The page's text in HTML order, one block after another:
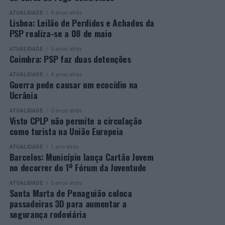
Mais informações em:
https://awards.innovationinpolitics.eu/
Durante a cerimónia foi ainda reconhecido o trabalho
desenvolvido por toda a equipa de formadores e
para o sucesso desta edição do Curso EFA.
A Escola de Tecnologia e Gestão de Barcelos continua a
afirmar-se como uma referência na formação
profissional e na qualificação de adultos, contribuindo
para o desenvolvimento de competências, o aumento da
empregabilidade e a valorização do capital humano do
concelho e da região.
A Empresa Municipal de Educação e Cultura de Barcelos
felicita todos os diplomados por esta importante
conquista, desejando-lhes os maiores sucessos pessoais,
profissionais e académicos, convicta de que este diploma
representa o início de novas oportunidades e novos
desafios.
ATUALIDADE 4 anos atrás
Lisboa: Leilão de Perdidos e Achados da
PSP realiza-se a 08 de maio
ATUALIDADE 5 anos atrás
Coimbra: PSP faz duas detenções
ATUALIDADE 4 anos atrás
Guerra pode causar um ecocídio na
Ucrânia
ATUALIDADE 3 anos atrás
Visto CPLP não permite a circulação
como turista na União Europeia
ATUALIDADE 1 ano atrás
Barcelos: Município lança Cartão Jovem
no decorrer do 1º Fórum da Juventude
ATUALIDADE 5 anos atrás
Santa Marta de Penaguião coloca
passadeiras 3D para aumentar a
segurança rodoviária